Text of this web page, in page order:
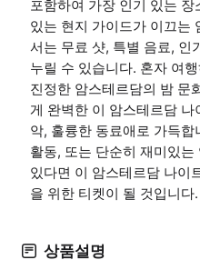
포함하여 가장 인기 있는
있는 현지 가이드가 이끄는
서는 무료 샷, 특별 음료, 인
누릴 수 있습니다. 혼자 여
진정한 암스테르담의 밤 문
게 완벽한 이 암스테르담
악, 훌륭한 동료애로 가득
활동, 또는 단순히 재미있
있다면 이 암스테르담 나이
을 위한 티켓이 될 것입니다.
상품설명